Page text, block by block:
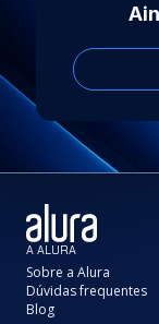
A ALURA
Sobre a Alura
Dúvidas frequentes
Blog